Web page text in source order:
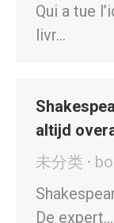
Qui a tue
livr…
altijd
未分类
De expert…